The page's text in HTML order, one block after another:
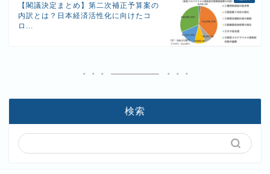
【閣議決定まとめ】第二次補正予算案の
内訳とは？日本経済活性化に向けたコ
ロ...
検索